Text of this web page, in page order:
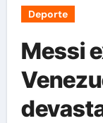
Deporte
Messi